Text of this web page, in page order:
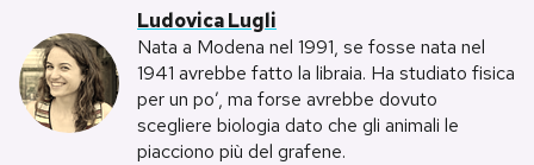
Internet
Scienza
Cultura
Economia
Ok Boomer!
Media
Europa
Altrecose
Ludovica Lugli
Nata a Modena nel 1991, se fosse nata nel
1941 avrebbe fatto la libraia. Ha studiato fisica
per un po’, ma forse avrebbe dovuto
scegliere biologia dato che gli animali le
piacciono più del grafene.